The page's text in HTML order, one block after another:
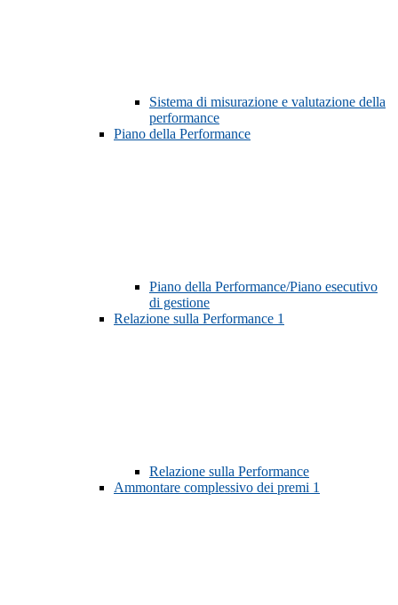
Sistema di misurazione e valutazione della
performance
Piano della Performance
Piano della Performance/Piano esecutivo
di gestione
Relazione sulla Performance 1
Relazione sulla Performance
Ammontare complessivo dei premi 1